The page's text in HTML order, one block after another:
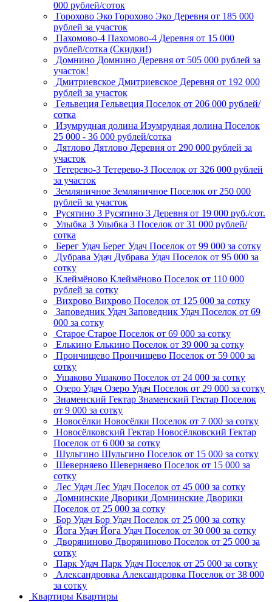
000 рублей/соток
Горохово Эко Горохово Эко Деревня от 185 000
рублей за участок
Пахомово-4 Пахомово-4 Деревня от 15 000
рублей/сотка (Скидки!)
Домнино Домнино Деревня от 505 000 рублей за
участок!
Дмитриевское Дмитриевское Деревня от 192 000
рублей за участок
Гельвеция Гельвеция Поселок от 206 000 рублей/
сотка
Изумрудная долина Изумрудная долина Поселок
25 000 - 36 000 рублей/сотка
Дятлово Дятлово Деревня от 290 000 рублей за
участок
Тетерево-3 Тетерево-3 Поселок от 326 000 рублей
за участок
Земляничное Земляничное Поселок от 250 000
рублей за участок
Русятино 3 Русятино 3 Деревня от 19 000 руб./сот.
Улыбка 3 Улыбка 3 Поселок от 31 000 рублей/
сотка
Берег Удач Берег Удач Поселок от 99 000 за сотку
Дубрава Удач Дубрава Удач Поселок от 95 000 за
сотку
Клеймёново Клеймёново Поселок от 110 000
рублей за сотку
Вихрово Вихрово Поселок от 125 000 за сотку
Заповедник Удач Заповедник Удач Поселок от 69
000 за сотку
Старое Старое Поселок от 69 000 за сотку
Елькино Елькино Поселок от 39 000 за сотку
Прончищево Прончищево Поселок от 59 000 за
сотку
Ушаково Ушаково Поселок от 24 000 за сотку
Озеро Удач Озеро Удач Поселок от 29 000 за сотку
Знаменский Гектар Знаменский Гектар Поселок
от 9 000 за сотку
Новосёлки Новосёлки Поселок от 7 000 за сотку
Новосёлковский Гектар Новосёлковский Гектар
Поселок от 6 000 за сотку
Шульгино Шульгино Поселок от 15 000 за сотку
Шеверняево Шеверняево Поселок от 15 000 за
сотку
Лес Удач Лес Удач Поселок от 45 000 за сотку
Домнинские Дворики Домнинские Дворики
Поселок от 25 000 за сотку
Бор Удач Бор Удач Поселок от 25 000 за сотку
Йога Удач Йога Удач Поселок от 30 000 за сотку
Дворяниново Дворяниново Поселок от 25 000 за
сотку
Парк Удач Парк Удач Поселок от 25 000 за сотку
Александровка Александровка Поселок от 38 000
за сотку
Квартиры Квартиры